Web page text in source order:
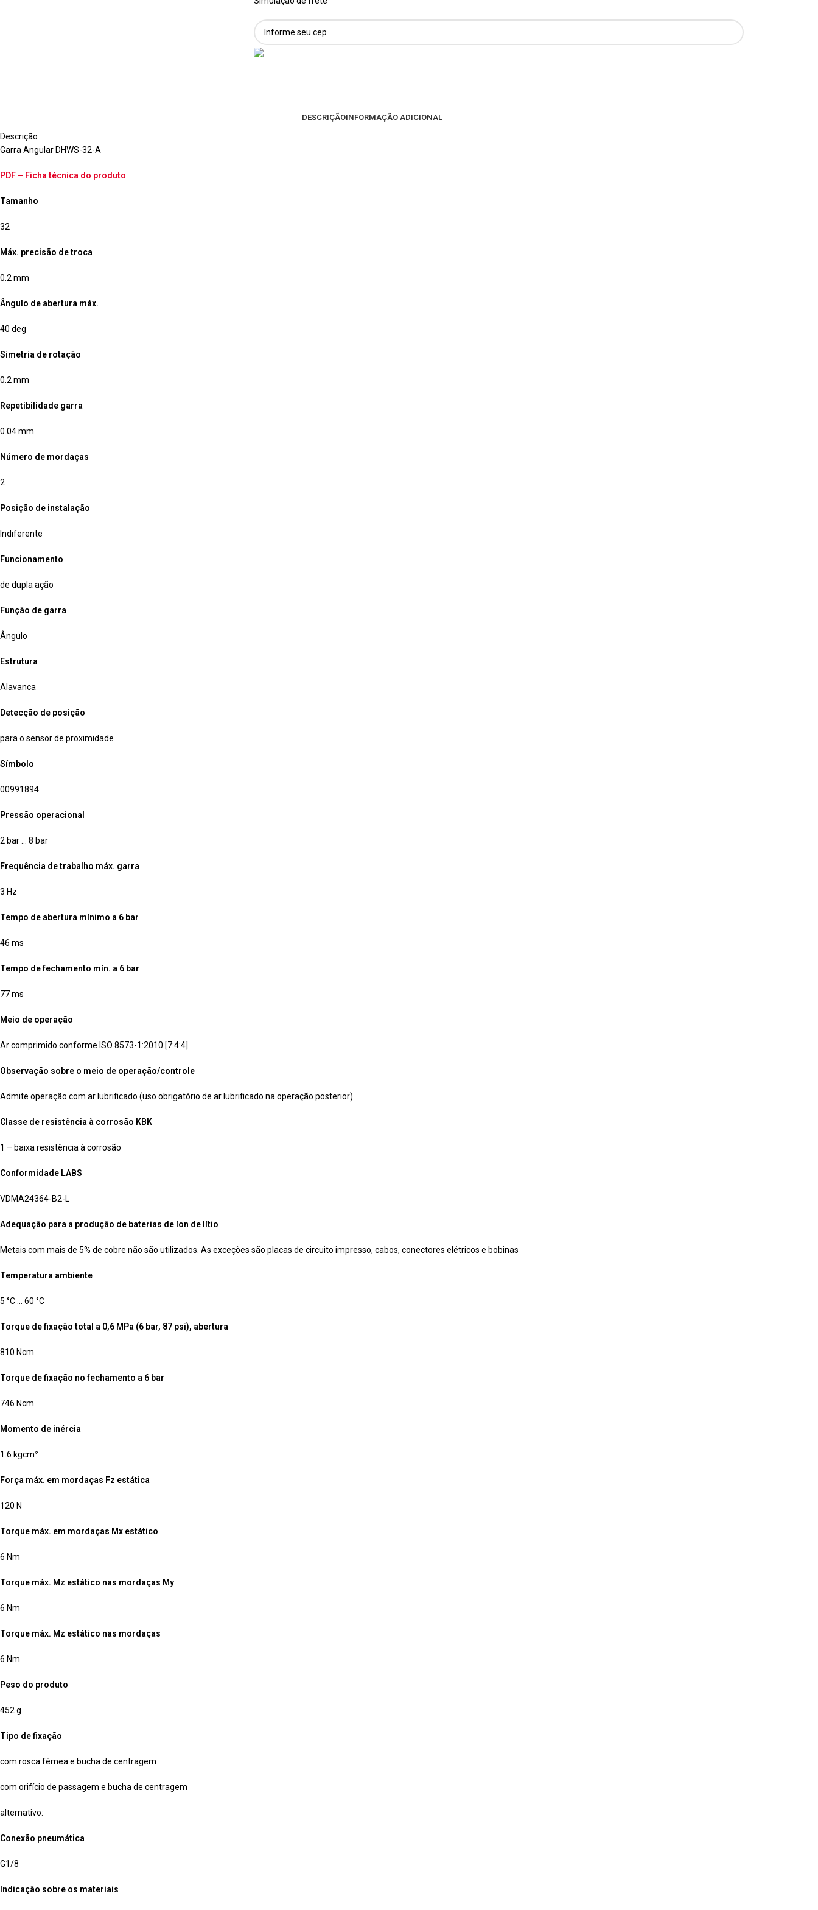
DESCRIÇÃOINFORMAÇÃO ADICIONAL
Descrição
Garra Angular DHWS-32-A
PDF – Ficha técnica do produto
Tamanho
32
Máx. precisão de troca
0.2 mm
Ângulo de abertura máx.
40 deg
Simetria de rotação
0.2 mm
Repetibilidade garra
0.04 mm
Número de mordaças
2
Posição de instalação
Indiferente
Funcionamento
de dupla ação
Função de garra
Ângulo
Estrutura
Alavanca
Detecção de posição
para o sensor de proximidade
Símbolo
00991894
Pressão operacional
2 bar … 8 bar
Frequência de trabalho máx. garra
3 Hz
Tempo de abertura mínimo a 6 bar
46 ms
Tempo de fechamento mín. a 6 bar
77 ms
Meio de operação
Ar comprimido conforme ISO 8573-1:2010 [7:4:4]
Observação sobre o meio de operação/controle
Admite operação com ar lubrificado (uso obrigatório de ar lubrificado na operação posterior)
Classe de resistência à corrosão KBK
1 – baixa resistência à corrosão
Conformidade LABS
VDMA24364-B2-L
Adequação para a produção de baterias de íon de lítio
Metais com mais de 5% de cobre não são utilizados. As exceções são placas de circuito impresso, cabos, conectores elétricos e bobinas
Temperatura ambiente
5 °C … 60 °C
Torque de fixação total a 0,6 MPa (6 bar, 87 psi), abertura
810 Ncm
Torque de fixação no fechamento a 6 bar
746 Ncm
Momento de inércia
1.6 kgcm²
Força máx. em mordaças Fz estática
120 N
Torque máx. em mordaças Mx estático
6 Nm
Torque máx. Mz estático nas mordaças My
6 Nm
Torque máx. Mz estático nas mordaças
6 Nm
Peso do produto
452 g
Tipo de fixação
com rosca fêmea e bucha de centragem
com orifício de passagem e bucha de centragem
alternativo:
Conexão pneumática
G1/8
Indicação sobre os materiais